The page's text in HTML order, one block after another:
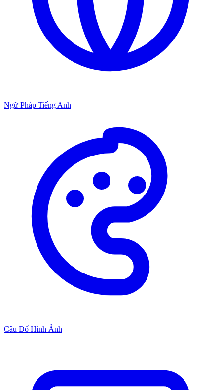
Ngữ Pháp Tiếng Anh
Câu Đố Hình Ảnh